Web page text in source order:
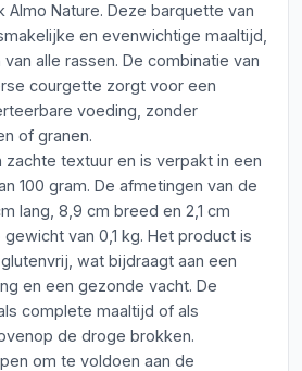
Nature. Deze barquette van
en evenwichtige maaltijd,
alle rassen. De combinatie van
courgette zorgt voor een
voeding, zonder
of granen.
textuur en is verpakt in een
100 gram. De afmetingen van de
lang, 8,9 cm breed en 2,1 cm
van 0,1 kg. Het product is
wat bijdraagt aan een
en een gezonde vacht. De
complete maaltijd of als
de droge brokken.
om te voldoen aan de